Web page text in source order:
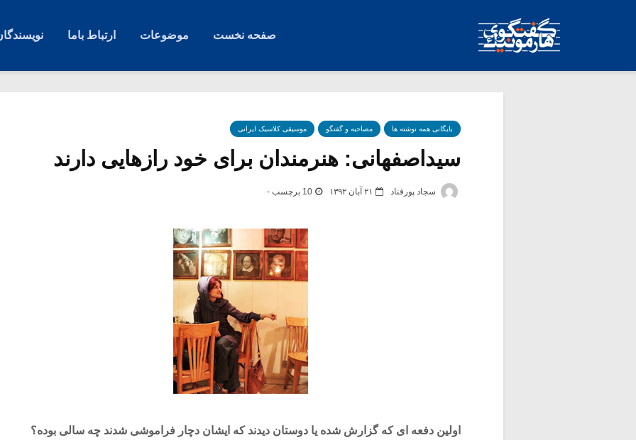
صفحه نخست موضوعات ارتباط باما
بایگانی همه نوشته ها مصاحبه و گفتگو موسیقی کلاسیک ایرانی
سیداصفهانی: هنرمندان برای خود رازهایی دارند
سجاد پورقناد ۲۱ آبان ۱۳۹۲ 10 برچسب -
اولین دفعه ای که گزارش شده یا دوستان دیدند که ایشان دچار فراموشی شدند چه سالی بوده؟